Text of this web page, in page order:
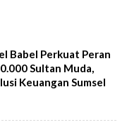
Babel Perkuat Peran
Sultan Muda,
Keuangan Sumsel